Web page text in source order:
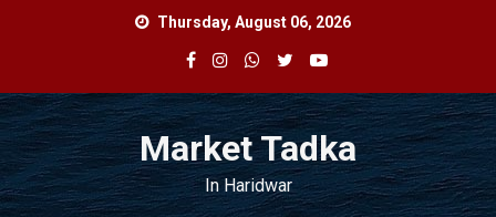
Thursday, August 06, 2026
Market Tadka
In Haridwar